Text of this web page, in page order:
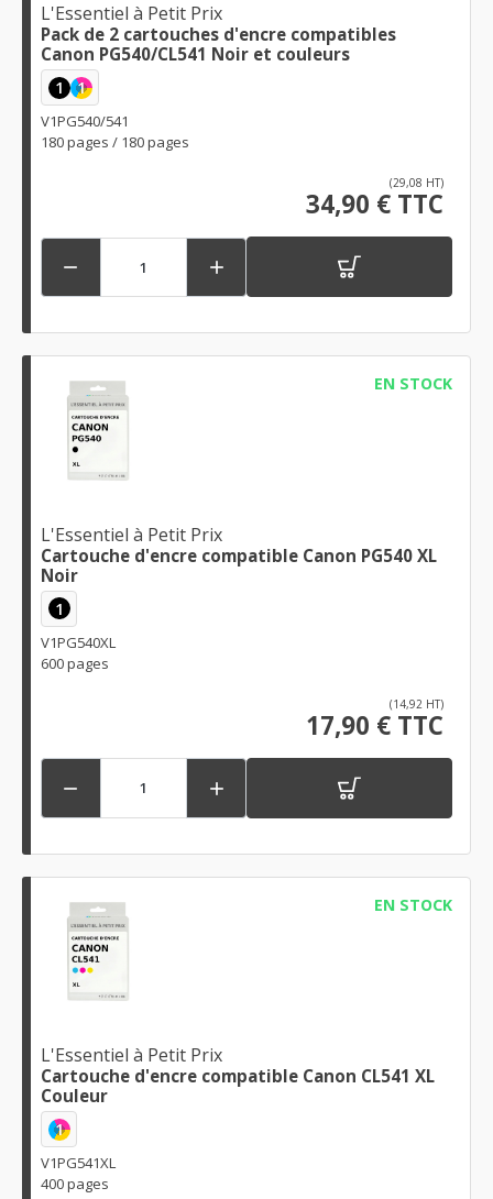
L'Essentiel à Petit Prix
Pack de 2 cartouches d'encre compatibles
Canon PG540/CL541 Noir et couleurs
1 1
V1PG540/541
180 pages / 180 pages
(29,08 HT)
34,90 € TTC
 
EN STOCK
L'Essentiel à Petit Prix
Cartouche d'encre compatible Canon PG540 XL
Noir
1
V1PG540XL
600 pages
(14,92 HT)
17,90 € TTC
 
EN STOCK
L'Essentiel à Petit Prix
Cartouche d'encre compatible Canon CL541 XL
Couleur
1
V1PG541XL
400 pages